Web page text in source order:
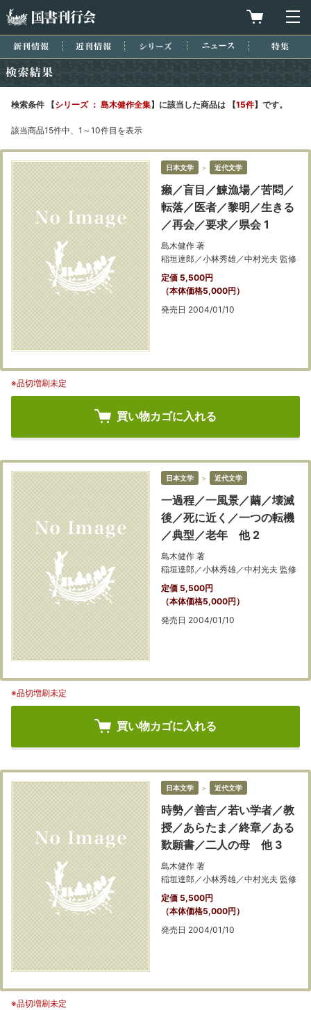
買物カゴを
新刊情報 近刊情報 シリーズ ニュース
検索条件 【シリーズ ： 島木健作全集】に該当した商品は 【15件】です。
該当商品15件中、1～10件目を表示
日本文学 ＞ 近代文学
癩／盲目／鰊漁場／苦悶／
転落／医者／黎明／生きる
／再会／要求／県会 1
島木健作 著
稲垣達郎／小林秀雄／中村光夫 監修
定価 5,500円
（本体価格5,000円）
発売日 2004/01/10
※品切増刷未定
買い物カゴに入れる
日本文学 ＞ 近代文学
一過程／一風景／繭／壊滅
後／死に近く／一つの転機
／典型／老年 他 2
島木健作 著
稲垣達郎／小林秀雄／中村光夫 監修
定価 5,500円
（本体価格5,000円）
発売日 2004/01/10
※品切増刷未定
買い物カゴに入れる
日本文学 ＞ 近代文学
時勢／善吉／若い学者／教
授／あらたま／終章／ある
歎願書／二人の母 他 3
島木健作 著
稲垣達郎／小林秀雄／中村光夫 監修
定価 5,500円
（本体価格5,000円）
発売日 2004/01/10
※品切増刷未定